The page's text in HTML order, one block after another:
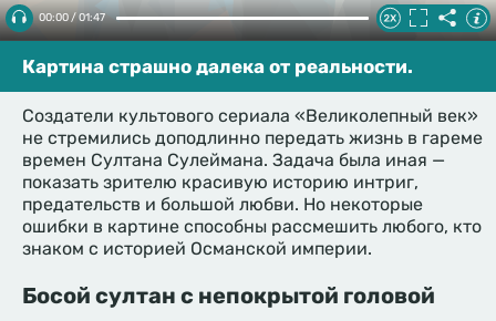
00:00 / 01:47
Картина страшно далека от реальности.
Создатели культового сериала «Великолепный век»
не стремились доподлинно передать жизнь в гареме
времен Султана Сулеймана. Задача была иная —
показать зрителю красивую историю интриг,
предательств и большой любви. Но некоторые
ошибки в картине способны рассмешить любого, кто
знаком с историей Османской империи.
Босой султан с непокрытой головой